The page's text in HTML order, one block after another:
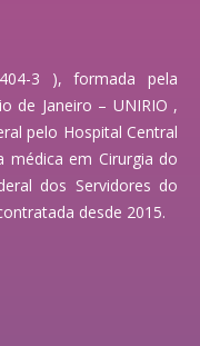
3 ), formada pela
de Janeiro – UNIRIO ,
pelo Hospital Central
médica em Cirurgia do
dos Servidores do
desde 2015.